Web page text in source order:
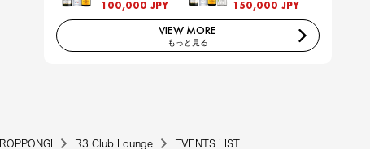
100,000 JPY 150,000 JPY
VIEW MORE
もっと見る
ROPPONGI R3 Club Lounge EVENTS LIST